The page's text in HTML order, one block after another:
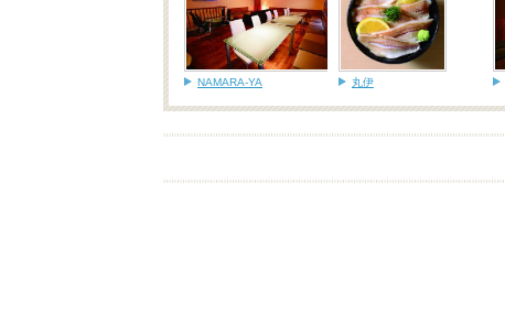
NAMARA-YA 丸伊